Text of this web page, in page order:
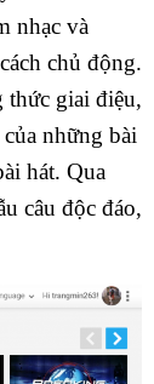
nhạc và
chủ động.
thức giai điệu,
những bài
hát. Qua
câu độc đáo,